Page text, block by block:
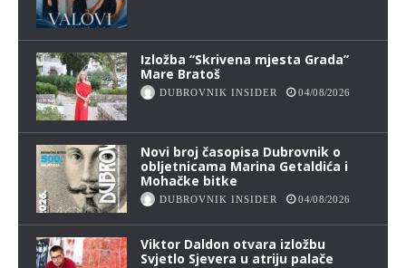
Izložba “Skrivena mjesta Grada”
Mare Bratoš
DUBROVNIK INSIDER 04/08/2026
Novi broj časopisa Dubrovnik o
obljetnicama Marina Getaldića i
Mohačke bitke
DUBROVNIK INSIDER 04/08/2026
Viktor Daldon otvara izložbu
Svjetlo Sjevera u atriju palače